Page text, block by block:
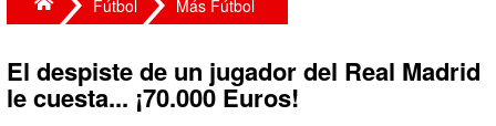
Fútbol Más Fútbol
El despiste de un jugador del Real Madrid
le cuesta... ¡70.000 Euros!